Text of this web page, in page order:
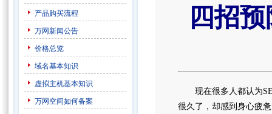
产品购买流程
万网新闻公告
价格总览
域名基本知识
虚拟主机基本知识
万网空间如何备案
四招
现在很多人都认为
很久了，却感到身心疲